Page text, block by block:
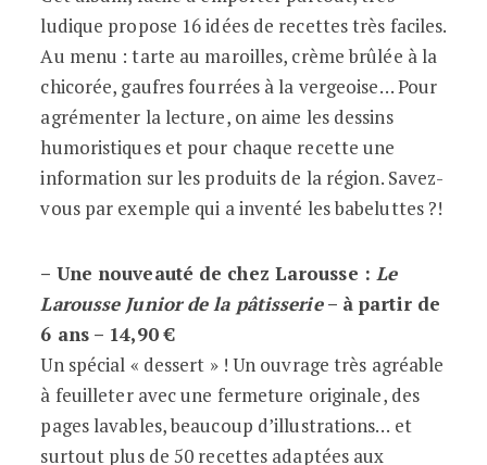
ludique propose 16 idées de recettes très faciles.
Au menu : tarte au maroilles, crème brûlée à la
chicorée, gaufres fourrées à la vergeoise… Pour
agrémenter la lecture, on aime les dessins
humoristiques et pour chaque recette une
information sur les produits de la région. Savez-
vous par exemple qui a inventé les babeluttes ?!
– Une nouveauté de chez Larousse : Le
Larousse Junior de la pâtisserie– à partir de
6 ans – 14,90 €
Un spécial « dessert » ! Un ouvrage très agréable
à feuilleter avec une fermeture originale, des
pages lavables, beaucoup d’illustrations… et
surtout plus de 50 recettes adaptées aux